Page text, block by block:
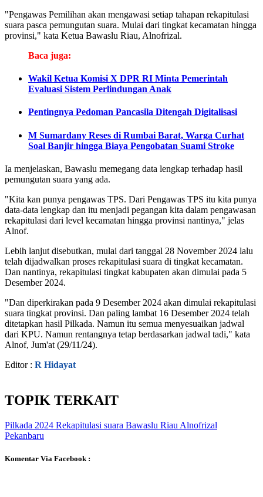
"Pengawas Pemilihan akan mengawasi setiap tahapan rekapitulasi
suara pasca pemungutan suara. Mulai dari tingkat kecamatan hingga
provinsi," kata Ketua Bawaslu Riau, Alnofrizal.
Baca juga:
Wakil Ketua Komisi X DPR RI Minta Pemerintah
Evaluasi Sistem Perlindungan Anak
Pentingnya Pedoman Pancasila Ditengah Digitalisasi
M Sumardany Reses di Rumbai Barat, Warga Curhat
Soal Banjir hingga Biaya Pengobatan Suami Stroke
Ia menjelaskan, Bawaslu memegang data lengkap terhadap hasil
pemungutan suara yang ada.
"Kita kan punya pengawas TPS. Dari Pengawas TPS itu kita punya
data-data lengkap dan itu menjadi pegangan kita dalam pengawasan
rekapitulasi dari level kecamatan hingga provinsi nantinya," jelas
Alnof.
Lebih lanjut disebutkan, mulai dari tanggal 28 November 2024 lalu
telah dijadwalkan proses rekapitulasi suara di tingkat kecamatan.
Dan nantinya, rekapitulasi tingkat kabupaten akan dimulai pada 5
Desember 2024.
"Dan diperkirakan pada 9 Desember 2024 akan dimulai rekapitulasi
suara tingkat provinsi. Dan paling lambat 16 Desember 2024 telah
ditetapkan hasil Pilkada. Namun itu semua menyesuaikan jadwal
dari KPU. Namun rentangnya tetap berdasarkan jadwal tadi," kata
Alnof, Jum'at (29/11/24).
Editor : R Hidayat
TOPIK TERKAIT
Pilkada 2024 Rekapitulasi suara Bawaslu Riau Alnofrizal
Pekanbaru
Komentar Via Facebook :